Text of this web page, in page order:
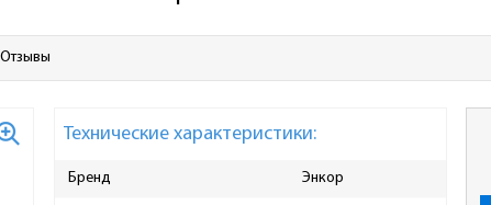
Отзывы
Технические характеристики:
Бренд Энкор